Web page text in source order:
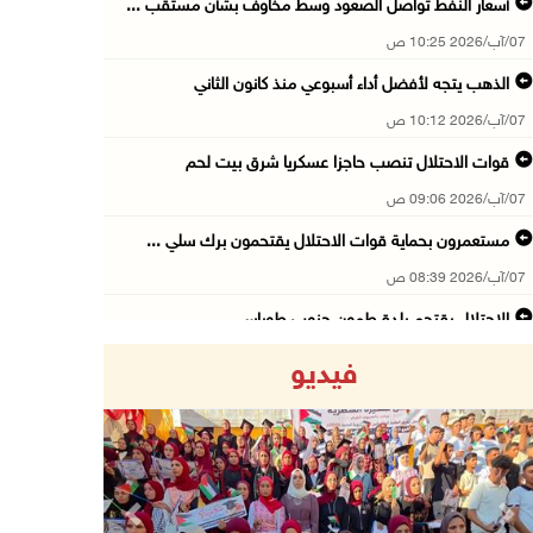
أسعار النفط تواصل الصعود وسط مخاوف بشأن مستقب ...
07/آب/2026 10:25 ص
الذهب يتجه لأفضل أداء أسبوعي منذ كانون الثاني
07/آب/2026 10:12 ص
قوات الاحتلال تنصب حاجزا عسكريا شرق بيت لحم
07/آب/2026 09:06 ص
مستعمرون بحماية قوات الاحتلال يقتحمون برك سلي ...
07/آب/2026 08:39 ص
الاحتلال يقتحم بلدة طمون جنوب طوباس
07/آب/2026 08:23 ص
الطقس: أجواء صافية صيفية والحرارة حول معدلها ...
07/آب/2026 08:15 ص
فيديو
Previous Next